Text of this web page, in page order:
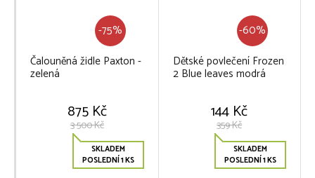
-75%
Čalouněná židle Paxton -
zelená
875 Kč
3 500 Kč
SKLADEM
POSLEDNÍ 1 KS
-60%
Dětské povlečení Frozen
2 Blue leaves modrá
144 Kč
359 Kč
SKLADEM
POSLEDNÍ 1 KS